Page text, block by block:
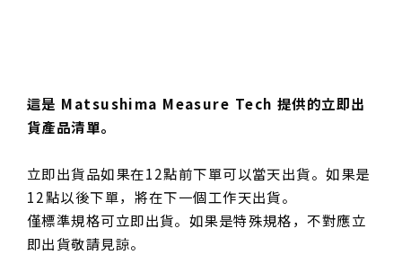
這是 Matsushima Measure Tech 提供的立即出
貨產品清單。
立即出貨品如果在12點前下單可以當天出貨。如果是
12點以後下單，將在下一個工作天出貨。
僅標準規格可立即出貨。如果是特殊規格，不對應立
即出貨敬請見諒。